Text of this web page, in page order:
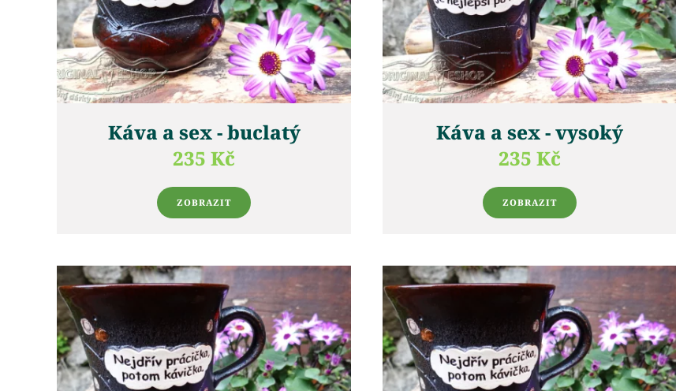
Káva a sex - buclatý
235 Kč
ZOBRAZIT
Káva a sex - vysoký
235 Kč
ZOBRAZIT